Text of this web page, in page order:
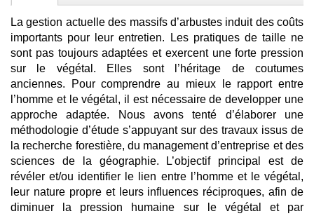
La gestion actuelle des massifs d’arbustes induit des coûts
importants pour leur entretien. Les pratiques de taille ne
sont pas toujours adaptées et exercent une forte pression
sur le végétal. Elles sont l’héritage de coutumes
anciennes. Pour comprendre au mieux le rapport entre
l’homme et le végétal, il est nécessaire de developper une
approche adaptée. Nous avons tenté d’élaborer une
méthodologie d’étude s’appuyant sur des travaux issus de
la recherche forestière, du management d’entreprise et des
sciences de la géographie. L’objectif principal est de
révéler et/ou identifier le lien entre l’homme et le végétal,
leur nature propre et leurs influences réciproques, afin de
diminuer la pression humaine sur le végétal et par